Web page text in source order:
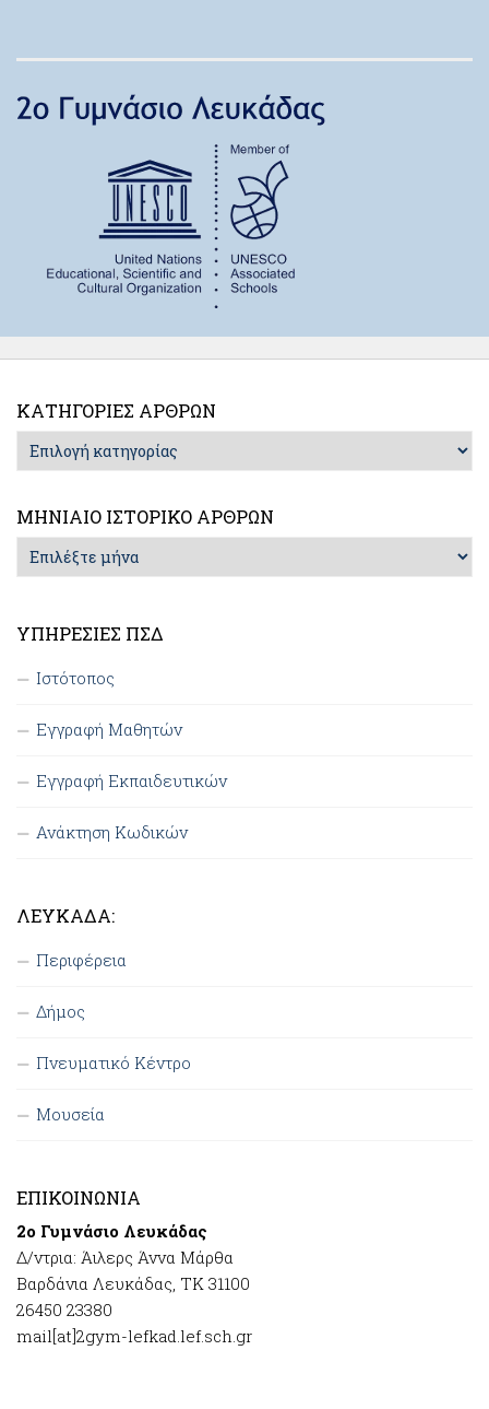
ΚΑΤΗΓΟΡΊΕΣ ΆΡΘΡΩΝ
Κατηγορίες
Άρθρων
ΜΗΝΙΑΊΟ ΙΣΤΟΡΙΚΌ ΆΡΘΡΩΝ
Μηνιαίο
Ιστορικό
ΥΠΗΡΕΣΊΕΣ ΠΣΔ
Ιστότοπος
Εγγραφή Μαθητών
Εγγραφή Εκπαιδευτικών
Ανάκτηση Κωδικών
ΛΕΥΚΆΔΑ:
Περιφέρεια
Δήμος
Πνευματικό Κέντρο
Μουσεία
ΕΠΙΚΟΙΝΩΝΊΑ
2ο Γυμνάσιο Λευκάδας
Δ/ντρια: Άιλερς Άννα Μάρθα
Βαρδάνια Λευκάδας, ΤΚ 31100
26450 23380
mail[at]2gym-lefkad.lef.sch.gr